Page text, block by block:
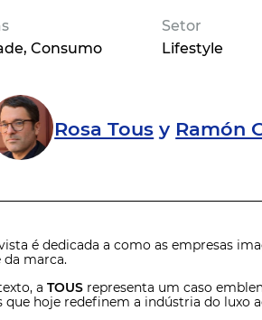
Consumo
Setor
Lifestyle
Rosa Tous y Ramón
é dedicada a como as empresas
da marca.
aTOUS representa um caso
que hoje redefinem a indústria do luxo